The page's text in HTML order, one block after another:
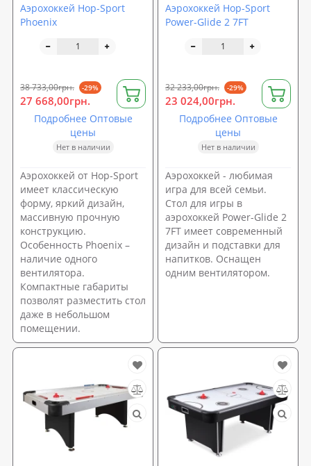
Аэрохоккей Hop-Sport
Phoenix
38 733,00грн. -29%
27 668,00грн.
Подробнее Оптовые
цены
Нет в наличии
Аэрохоккей от Hop-Sport
имеет классическую
форму, яркий дизайн,
массивную прочную
конструкцию.
Особенность Phoenix –
наличие одного
вентилятора.
Компактные габариты
позволят разместить стол
даже в небольшом
помещении.
Аэрохоккей Hop-Sport
Power-Glide 2 7FT
32 233,00грн. -29%
23 024,00грн.
Подробнее Оптовые
цены
Нет в наличии
Аэрохоккей - любимая
игра для всей семьи.
Стол для игры в
аэрохоккей Power-Glide 2
7FT имеет современный
дизайн и подставки для
напитков. Оснащен
одним вентилятором.